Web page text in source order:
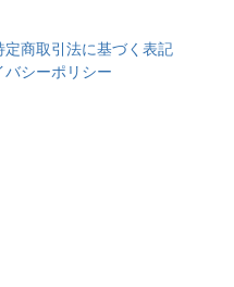
定商取引法に基づく表記
バシーポリシー